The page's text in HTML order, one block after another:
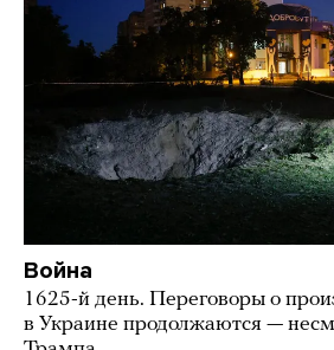
Война
1625-й день. Переговоры о
в Украине продолжаются —